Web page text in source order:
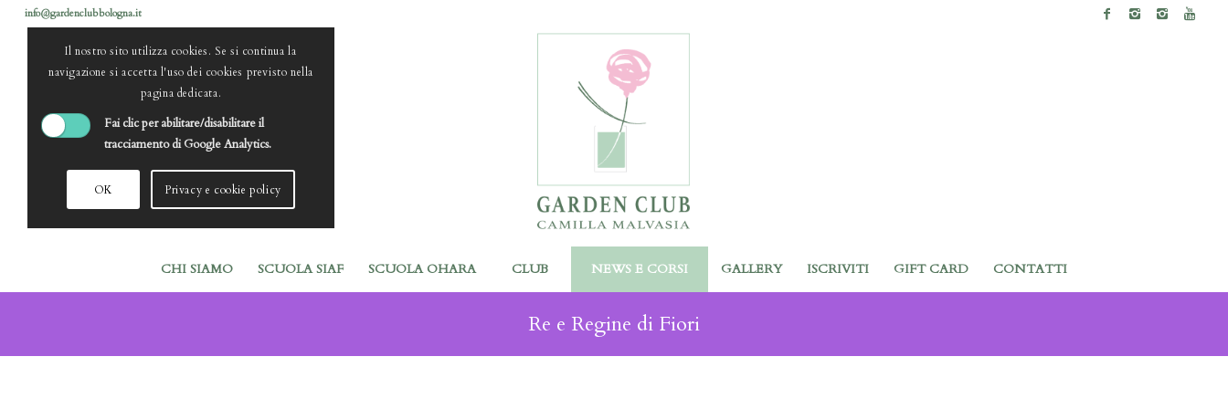
info@gardenclubbologna.it
CHI SIAMO SCUOLA SIAF SCUOLA OHARA CLUB NEWS E CORSI GALLERY ISCRIVITI GIFT CARD CONTATTI
Re e Regine di Fiori
Il nostro sito utilizza cookies. Se si continua la
navigazione si accetta l'uso dei cookies previsto nella
pagina dedicata.
Fai clic per abilitare/disabilitare il
tracciamento di Google Analytics.
OK Privacy e cookie policy